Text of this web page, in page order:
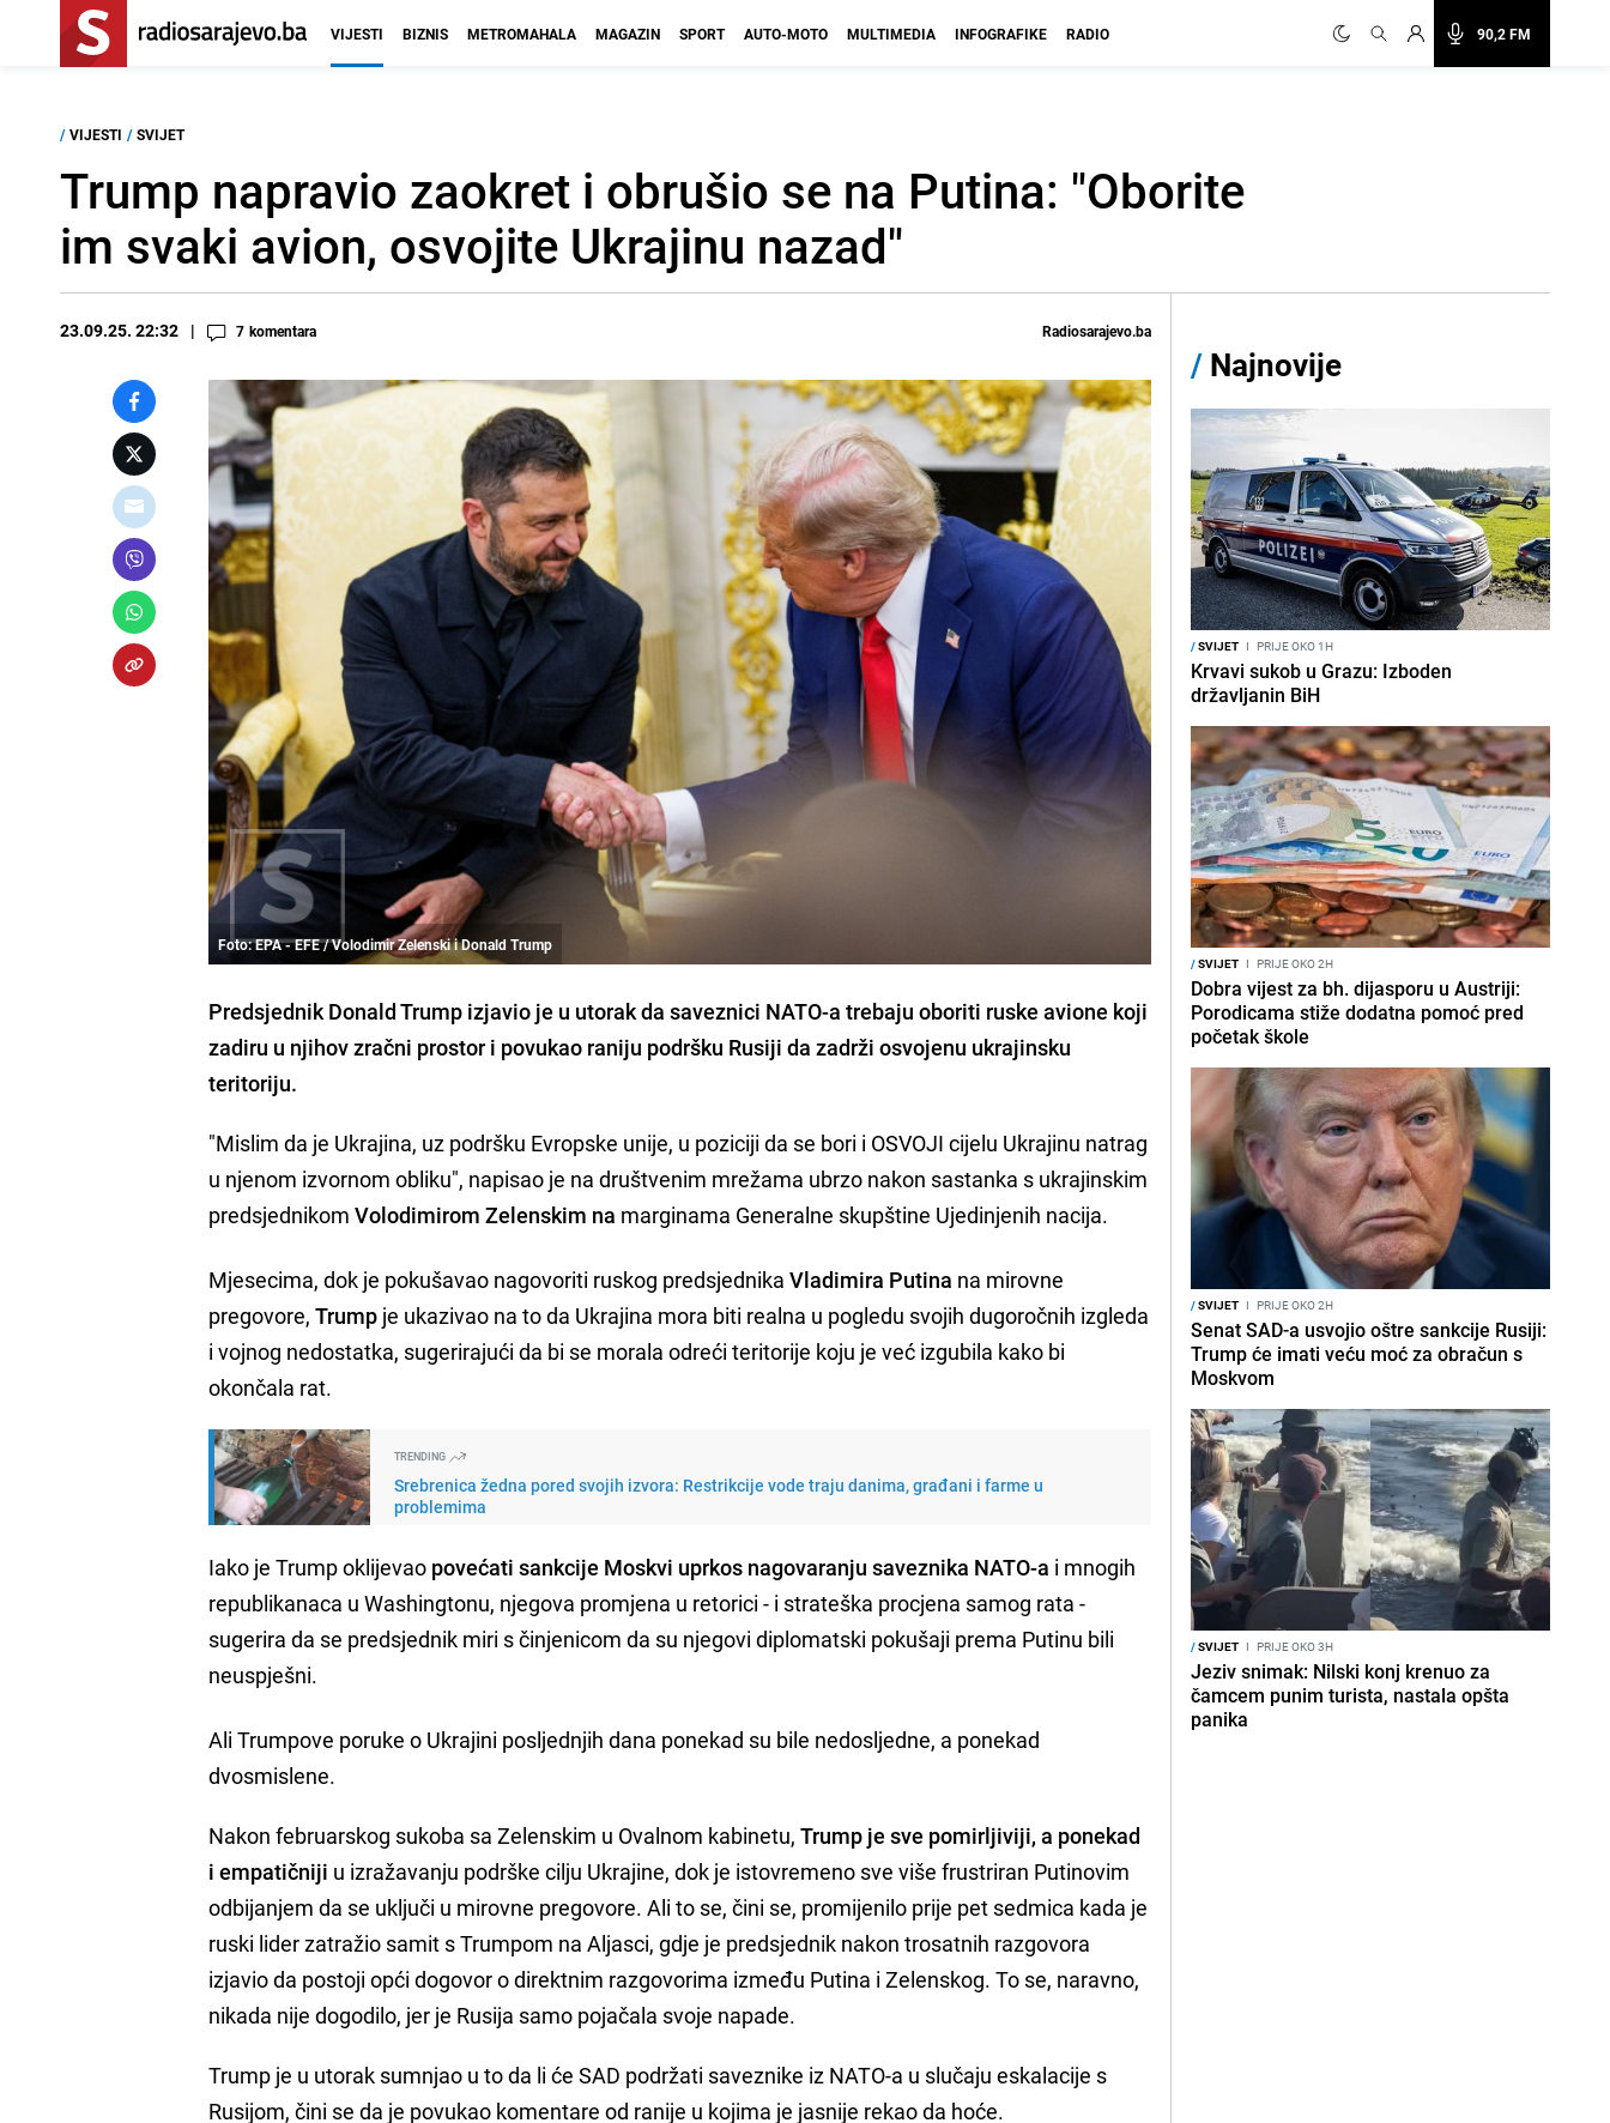
90,2 FM
VIJESTI BIZNIS METROMAHALA MAGAZIN SPORT AUTO-MOTO MULTIMEDIA INFOGRAFIKE RADIO
/ VIJESTI / SVIJET
Trump napravio zaokret i obrušio se na Putina: "Oborite
im svaki avion, osvojite Ukrajinu nazad"
23.09.25. 22:32 7 komentara Radiosarajevo.ba
Foto: EPA - EFE / Volodimir Zelenski i Donald Trump
Predsjednik Donald Trump izjavio je u utorak da saveznici NATO-a trebaju oboriti ruske avione koji
zadiru u njihov zračni prostor i povukao raniju podršku Rusiji da zadrži osvojenu ukrajinsku
teritoriju.
"Mislim da je Ukrajina, uz podršku Evropske unije, u poziciji da se bori i OSVOJI cijelu Ukrajinu natrag
u njenom izvornom obliku", napisao je na društvenim mrežama ubrzo nakon sastanka s ukrajinskim
predsjednikomVolodimirom Zelenskim na marginama Generalne skupštine Ujedinjenih nacija.
Mjesecima, dok je pokušavao nagovoriti ruskog predsjednikaVladimira Putina na mirovne
pregovore,Trump je ukazivao na to da Ukrajina mora biti realna u pogledu svojih dugoročnih izgleda
i vojnog nedostatka, sugerirajući da bi se morala odreći teritorije koju je već izgubila kako bi
okončala rat.
TRENDING
Srebrenica žedna pored svojih izvora: Restrikcije vode traju danima, građani i farme u
problemima
Iako je Trump oklijevao povećati sankcije Moskvi uprkos nagovaranju saveznika NATO-a i mnogih
republikanaca u Washingtonu, njegova promjena u retorici - i strateška procjena samog rata -
sugerira da se predsjednik miri s činjenicom da su njegovi diplomatski pokušaji prema Putinu bili
neuspješni.
Ali Trumpove poruke o Ukrajini posljednjih dana ponekad su bile nedosljedne, a ponekad
dvosmislene.
Nakon februarskog sukoba sa Zelenskim u Ovalnom kabinetu,Trump je sve pomirljiviji, a ponekad
i empatičniji u izražavanju podrške cilju Ukrajine, dok je istovremeno sve više frustriran Putinovim
odbijanjem da se uključi u mirovne pregovore. Ali to se, čini se, promijenilo prije pet sedmica kada je
ruski lider zatražio samit s Trumpom na Aljasci, gdje je predsjednik nakon trosatnih razgovora
izjavio da postoji opći dogovor o direktnim razgovorima između Putina i Zelenskog. To se, naravno,
nikada nije dogodilo, jer je Rusija samo pojačala svoje napade.
Trump je u utorak sumnjao u to da li će SAD podržati saveznike iz NATO-a u slučaju eskalacije s
Rusijom, čini se da je povukao komentare od ranije u kojima je jasnije rekao da hoće.
/ Najnovije
/SVIJET I PRIJE OKO 1H
Krvavi sukob u Grazu: Izboden
državljanin BiH
/SVIJET I PRIJE OKO 2H
Dobra vijest za bh. dijasporu u Austriji:
Porodicama stiže dodatna pomoć pred
početak škole
/SVIJET I PRIJE OKO 2H
Senat SAD-a usvojio oštre sankcije Rusiji:
Trump će imati veću moć za obračun s
Moskvom
/SVIJET I PRIJE OKO 3H
Jeziv snimak: Nilski konj krenuo za
čamcem punim turista, nastala opšta
panika